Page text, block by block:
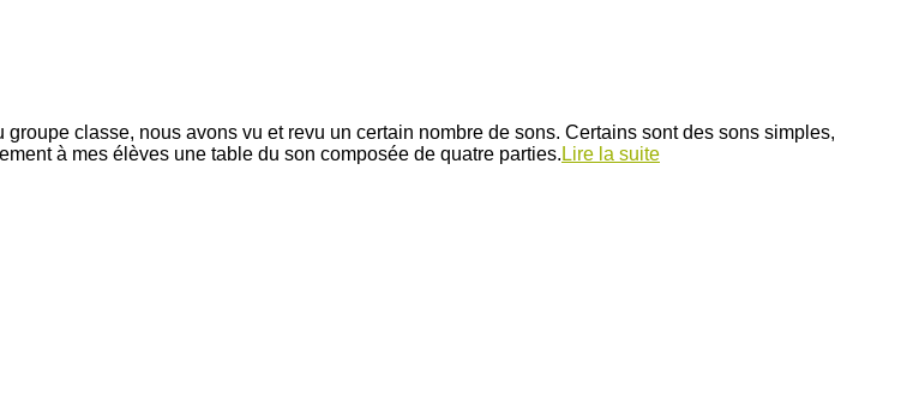
classe, nous avons vu et revu un certain nombre de sons. Certains sont des sons simples,
à mes élèves une table du son composée de quatre parties. Lire la suite